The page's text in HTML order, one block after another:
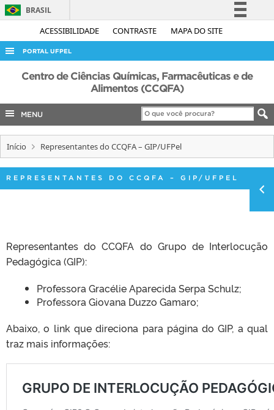
ACESSIBILIDADE CONTRASTE MAPA DO SITE
BRASIL
Simplifique!
Acesso à informação
Legislação
Canais
PORTAL UFPEL
ACESSO À INFORMAÇÃO
COBALTO
CONCURSOS
INTERNACIONAL
Centro de Ciências Químicas, Farmacêuticas e de
Alimentos (CCQFA)
MENU
Início Representantes do CCQFA – GIP/UFPel
REPRESENTANTES DO CCQFA – GIP/UFPEL
Representantes do CCQFA do Grupo de Interlocução
Pedagógica (GIP):
Professora Gracélie Aparecida Serpa Schulz;
Professora Giovana Duzzo Gamaro;
Abaixo, o link que direciona para página do GIP, a qual
traz mais informações: